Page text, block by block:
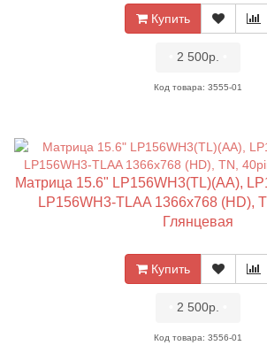
Купить
2 500р.
Код товара: 3555-01
Матрица 15.6" LP156WH3(TL)(AA),
LP156WH3-TLAA 1366x768 (HD),
Глянцевая
Купить
2 500р.
Код товара: 3556-01